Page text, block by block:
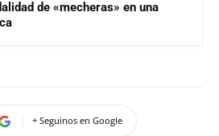
de «mecheras» en una
+ Seguinos en Google